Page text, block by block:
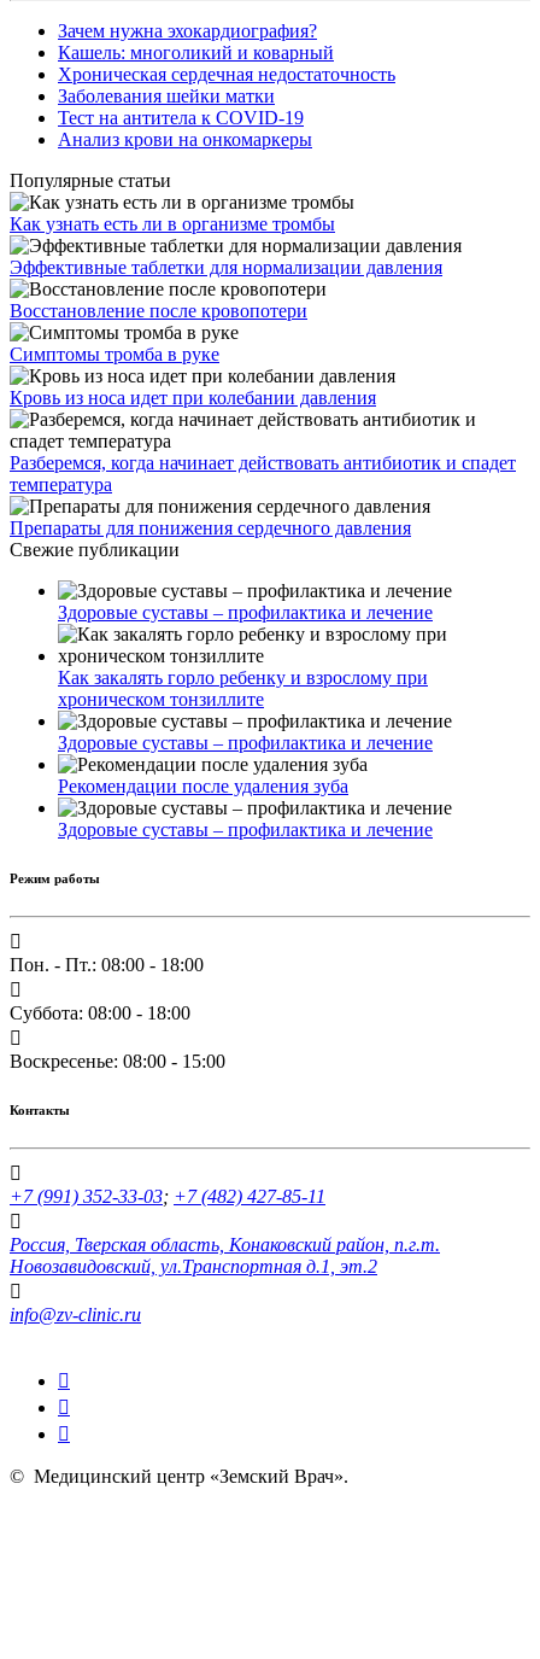
Зачем нужна эхокардиография?
Кашель: многоликий и коварный
Хроническая сердечная недостаточность
Заболевания шейки матки
Тест на антитела к COVID-19
Анализ крови на онкомаркеры
Популярные статьи
Как узнать есть ли в организме тромбы
Эффективные таблетки для нормализации давления
Восстановление после кровопотери
Симптомы тромба в руке
Кровь из носа идет при колебании давления
Разберемся, когда начинает действовать антибиотик и спадет
температура
Препараты для понижения сердечного давления
Свежие публикации
Здоровые суставы – профилактика и лечение
Как закалять горло ребенку и взрослому при
хроническом тонзиллите
Здоровые суставы – профилактика и лечение
Рекомендации после удаления зуба
Здоровые суставы – профилактика и лечение
Режим работы
Пон. - Пт.: 08:00 - 18:00
Суббота: 08:00 - 18:00
Воскресенье: 08:00 - 15:00
Контакты
+7 (991) 352-33-03; +7 (482) 427-85-11
Россия, Тверская область, Конаковский район, п.г.т.
Новозавидовский, ул.Транспортная д.1, эт.2
info@zv-clinic.ru
© Медицинский центр «Земский Врач».